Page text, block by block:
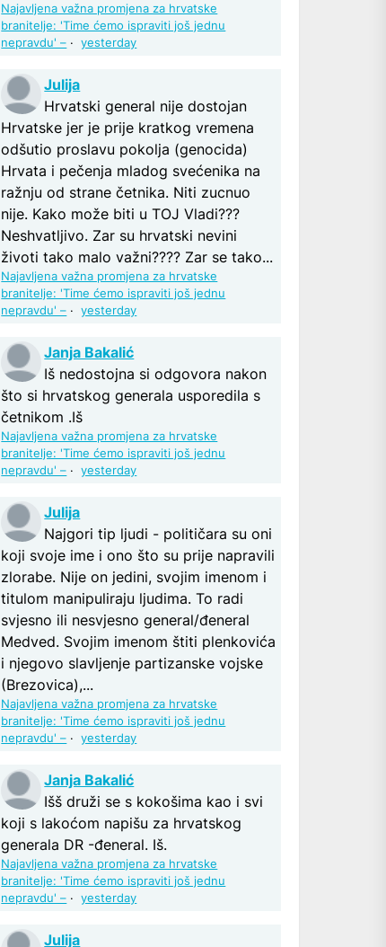
Najavljena važna promjena za hrvatske
branitelje: 'Time ćemo ispraviti još jednu
nepravdu' – ·yesterday
Julija
Hrvatski general nije dostojan
Hrvatske jer je prije kratkog vremena
odšutio proslavu pokolja (genocida)
Hrvata i pečenja mladog svećenika na
ražnju od strane četnika. Niti zucnuo
nije. Kako može biti u TOJ Vladi???
Neshvatljivo. Zar su hrvatski nevini
životi tako malo važni???? Zar se tako...
Najavljena važna promjena za hrvatske
branitelje: 'Time ćemo ispraviti još jednu
nepravdu' – ·yesterday
Janja Bakalić
Iš nedostojna si odgovora nakon
što si hrvatskog generala usporedila s
četnikom .Iš
Najavljena važna promjena za hrvatske
branitelje: 'Time ćemo ispraviti još jednu
nepravdu' – ·yesterday
Julija
Najgori tip ljudi - političara su oni
koji svoje ime i ono što su prije napravili
zlorabe. Nije on jedini, svojim imenom i
titulom manipuliraju ljudima. To radi
svjesno ili nesvjesno general/đeneral
Medved. Svojim imenom štiti plenkovića
i njegovo slavljenje partizanske vojske
(Brezovica),...
Najavljena važna promjena za hrvatske
branitelje: 'Time ćemo ispraviti još jednu
nepravdu' – ·yesterday
Janja Bakalić
Išš druži se s kokošima kao i svi
koji s lakoćom napišu za hrvatskog
generala DR -đeneral. Iš.
Najavljena važna promjena za hrvatske
branitelje: 'Time ćemo ispraviti još jednu
nepravdu' – ·yesterday
Julija